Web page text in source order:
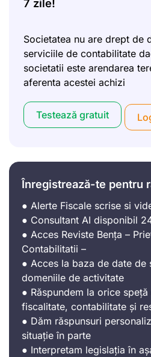
7 zile!
Societatea nu are drept de
serviciile de contabilitate
societatii este arendarea
aferenta acestei achizi
Testează gratuit
Înregistrează-te pentru
● Alerte Fiscale scrise si
● Consultant AI disponibil
● Acces Reviste Bența –
Contabilitatii –
● Acces la baza de date de
domeniile de activitate
● Răspundem la orice
fiscalitate, contabilitate și
● Dăm răspunsuri
situație în parte
● Interpretam legislația în